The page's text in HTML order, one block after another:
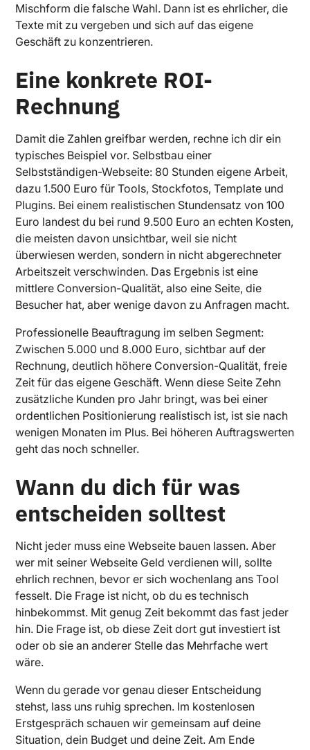
Mischform die falsche Wahl. Dann ist es ehrlicher, die
Texte mit zu vergeben und sich auf das eigene
Geschäft zu konzentrieren.
Eine konkrete ROI-
Rechnung
Damit die Zahlen greifbar werden, rechne ich dir ein
typisches Beispiel vor. Selbstbau einer
Selbstständigen-Webseite: 80 Stunden eigene Arbeit,
dazu 1.500 Euro für Tools, Stockfotos, Template und
Plugins. Bei einem realistischen Stundensatz von 100
Euro landest du bei rund 9.500 Euro an echten Kosten,
die meisten davon unsichtbar, weil sie nicht
überwiesen werden, sondern in nicht abgerechneter
Arbeitszeit verschwinden. Das Ergebnis ist eine
mittlere Conversion-Qualität, also eine Seite, die
Besucher hat, aber wenige davon zu Anfragen macht.
Professionelle Beauftragung im selben Segment:
Zwischen 5.000 und 8.000 Euro, sichtbar auf der
Rechnung, deutlich höhere Conversion-Qualität, freie
Zeit für das eigene Geschäft. Wenn diese Seite Zehn
zusätzliche Kunden pro Jahr bringt, was bei einer
ordentlichen Positionierung realistisch ist, ist sie nach
wenigen Monaten im Plus. Bei höheren Auftragswerten
geht das noch schneller.
Wann du dich für was
entscheiden solltest
Nicht jeder muss eine Webseite bauen lassen. Aber
wer mit seiner Webseite Geld verdienen will, sollte
ehrlich rechnen, bevor er sich wochenlang ans Tool
fesselt. Die Frage ist nicht, ob du es technisch
hinbekommst. Mit genug Zeit bekommt das fast jeder
hin. Die Frage ist, ob diese Zeit dort gut investiert ist
oder ob sie an anderer Stelle das Mehrfache wert
wäre.
Wenn du gerade vor genau dieser Entscheidung
stehst, lass uns ruhig sprechen. Im kostenlosen
Erstgespräch schauen wir gemeinsam auf deine
Situation, dein Budget und deine Zeit. Am Ende